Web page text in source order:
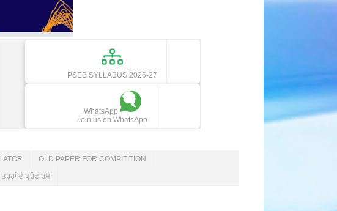
PSEB SYLLABUS 2026-27
WhatsApp
Join us on WhatsApp
OLD PAPER FOR COMPITITION
ਦੇ ਪ੍ਰੋਫਾਰਮੇ